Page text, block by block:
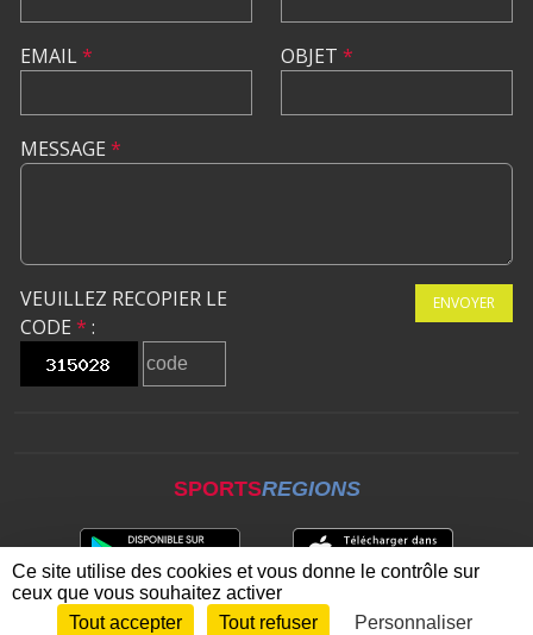
EMAIL* OBJET *
MESSAGE *
VEUILLEZ RECOPIER LE
CODE * :
ENVOYER
SPORTSREGIONS
Envie de participer ? CONNEXION
Ce site utilise des cookies et vous donne le contrôle sur
ceux que vous souhaitez activer
Tout accepter
Tout refuser Personnaliser